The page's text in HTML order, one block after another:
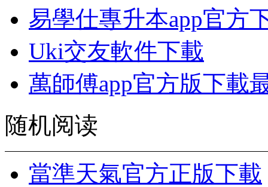
易學仕專升本app官方
Uki交友軟件下載
萬師傅app官方版下載
随机阅读
當準天氣官方正版下載